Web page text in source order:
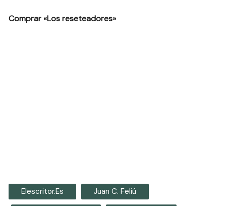
Comprar «Los reseteadores»
Elescritor.es Juan C. Feliú